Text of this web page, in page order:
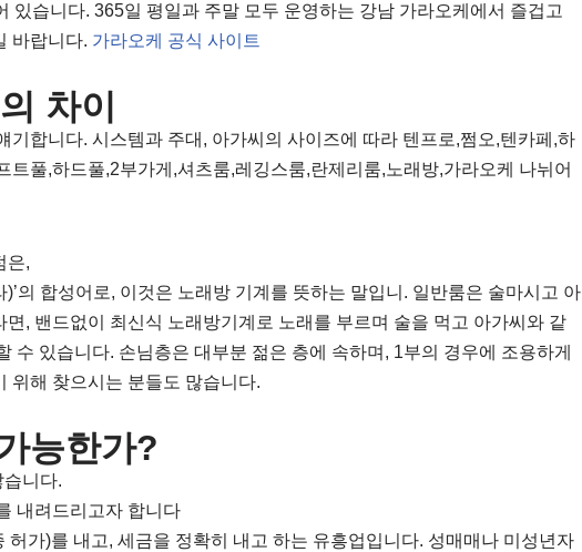
있습니다. 365일 평일과 주말 모두 운영하는 강남 가라오케에서 즐겁고
바랍니다. 가라오케 공식 사이트
차이
기합니다. 시스템과 주대, 아가씨의 사이즈에 따라 텐프로,쩜오,텐카페,하
트풀,하드풀,2부가게,셔츠룸,레깅스룸,란제리룸,노래방,가라오케 나뉘어
은,
)’의 합성어로, 이것은 노래방 기계를 뜻하는 말입니. 일반룸은 술마시고 아
, 밴드없이 최신식 노래방기계로 노래를 부르며 술을 먹고 아가씨와 같
수 있습니다. 손님층은 대부분 젊은 층에 속하며, 1부의 경우에 조용하게
위해 찾으시는 분들도 많습니다.
능한가?
니다.
내려드리고자 합니다
허가)를 내고, 세금을 정확히 내고 하는 유흥업입니다. 성매매나 미성년자